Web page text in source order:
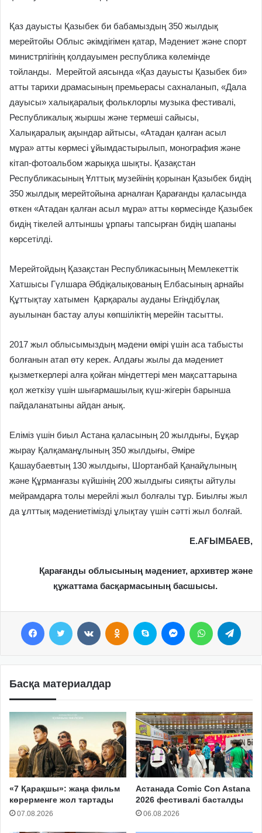
Қаз дауысты Қазыбек би бабамыздың 350 жылдық
мерейтойы Облыс әкімдігімен қатар, Мәдениет және спорт
министрлігінің қолдауымен республика көлемінде
тойланды. Мерейтой аясында «Қаз дауысты Қазыбек би»
атты тарихи драмасының премьерасы сахналанып, «Дала
дауысы» халықаралық фольклорлы музыка фестивалі,
Республикалық жыршы және термеші сайысы,
Халықаралық ақындар айтысы, «Атадан қалған асыл
мұра» атты көрмесі ұйымдастырылып, монография және
кітап-фотоальбом жарыққа шықты. Қазақстан
Республикасының Ұлттық музейінің қорынан Қазыбек бидің
350 жылдық мерейтойына арналған Қарағанды қаласында
өткен «Атадан қалған асыл мұра» атты көрмесінде Қазыбек
бидің тікелей алтыншы ұрпағы тапсырған бидің шапаны
көрсетілді.
Мерейтойдың Қазақстан Республикасының Мемлекеттік
Хатшысы Гүлшара Әбдіқалықованың Елбасының арнайы
Құттықтау хатымен Қарқаралы ауданы Егіндібұлақ
ауылынан бастау алуы көпшіліктің мерейін тасытты.
2017 жыл облысымыздың мәдени өмірі үшін аса табысты
болғанын атап өту керек. Алдағы жылы да мәдениет
қызметкерлері алға қойған міндеттері мен мақсаттарына
қол жеткізу үшін шығармашылық күш-жігерін барынша
пайдаланатыны айдан анық.
Еліміз үшін биыл Астана қаласының 20 жылдығы, Бұқар
жырау Қалқаманұлының 350 жылдығы, Әміре
Қашаубаевтың 130 жылдығы, Шортанбай Қанайұлының
және Құрманғазы күйшінің 200 жылдығы сияқты айтулы
мейрамдарға толы мерейлі жыл болғалы тұр. Биылғы жыл
да ұлттық мәдениетімізді ұлықтау үшін сәтті жыл болғай.
Е.АҒЫМБАЕВ,
Қарағанды облысының мәдениет, архивтер және
құжаттама басқармасының басшысы.
Басқа материалдар
«7 Қарақшы»: жаңа фильм
көрерменге жол тартады
07.08.2026
Астанада Comic Con Astana
2026 фестивалі басталды
06.08.2026